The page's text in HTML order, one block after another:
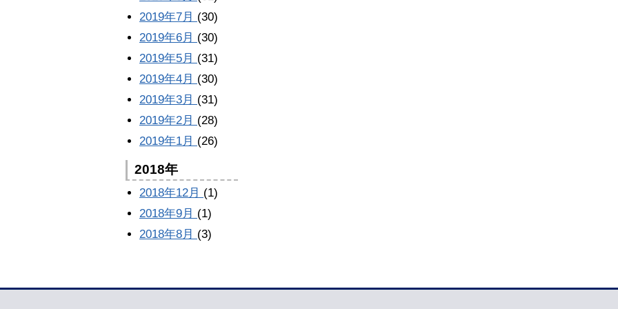
2019年7月 (30)
2019年6月 (30)
2019年5月 (31)
2019年4月 (30)
2019年3月 (31)
2019年2月 (28)
2019年1月 (26)
2018年
2018年12月 (1)
2018年9月 (1)
2018年8月 (3)